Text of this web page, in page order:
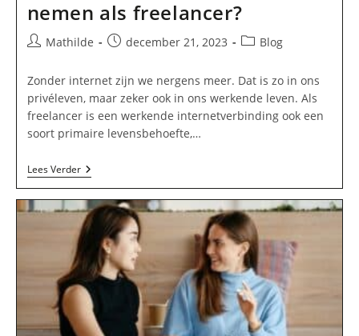
nemen als freelancer?
BerichtMathilde
Bericht
op:
december 21, 2023 Berichtcategorie:
Blog
Zonder internet zijn we nergens meer. Dat is zo in ons
privéleven, maar zeker ook in ons werkende leven. Als
freelancer is een werkende internetverbinding ook een
soort primaire levensbehoefte,…
Lees VerderMoet
Je
Internet
Nemen
Als
Freelancer?